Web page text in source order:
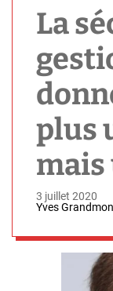
La
plus
mais
3 juillet 2020
Yves